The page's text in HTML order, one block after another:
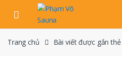
navigation
content
Trang chủ Bài viết được gắn thẻ